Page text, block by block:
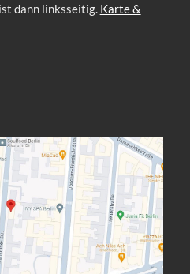
dann linksseitig. Karte &